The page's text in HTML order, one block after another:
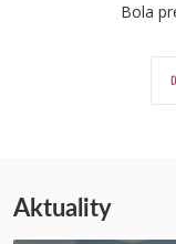
Bola
Aktuality